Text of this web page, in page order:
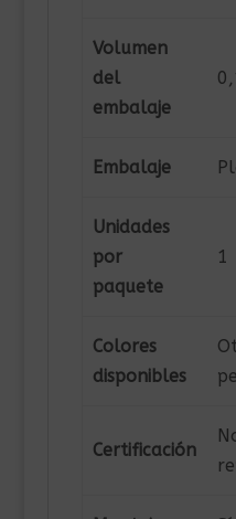
Volumen
del
embalaje
Embalaje
Unidades
por
paquete
1
Colores
disponibles
Certificación